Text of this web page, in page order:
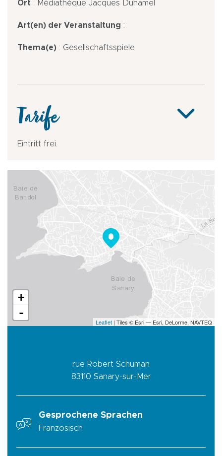
Ort : Médiathèque Jacques Duhamel
Art(en) der Veranstaltung :
Thema(e) : Gesellschaftsspiele
Tarife
Eintritt frei.
+
-
Leaflet | Tiles © Esri — Esri, DeLorme, NAVTEQ
rue Robert Schuman
83110 Sanary-sur-Mer
Gesprochene Sprachen
Französisch